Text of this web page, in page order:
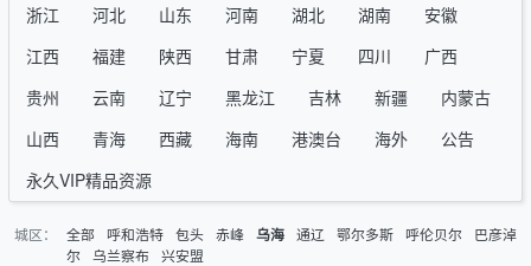
浙江
河北 山东 河南 湖北 湖南
安徽
江西
福建 陕西 甘肃 宁夏 四川
广西
贵州
云南 辽宁 黑龙江 吉林 新疆
内蒙古
山西
青海 西藏 海南 港澳台 海外
公告
永久VIP精品资源
城区： 全部 呼和浩特 包头 赤峰 乌海 通辽 鄂尔多斯 呼伦贝尔
巴彦淖
尔
乌兰察布 兴安盟